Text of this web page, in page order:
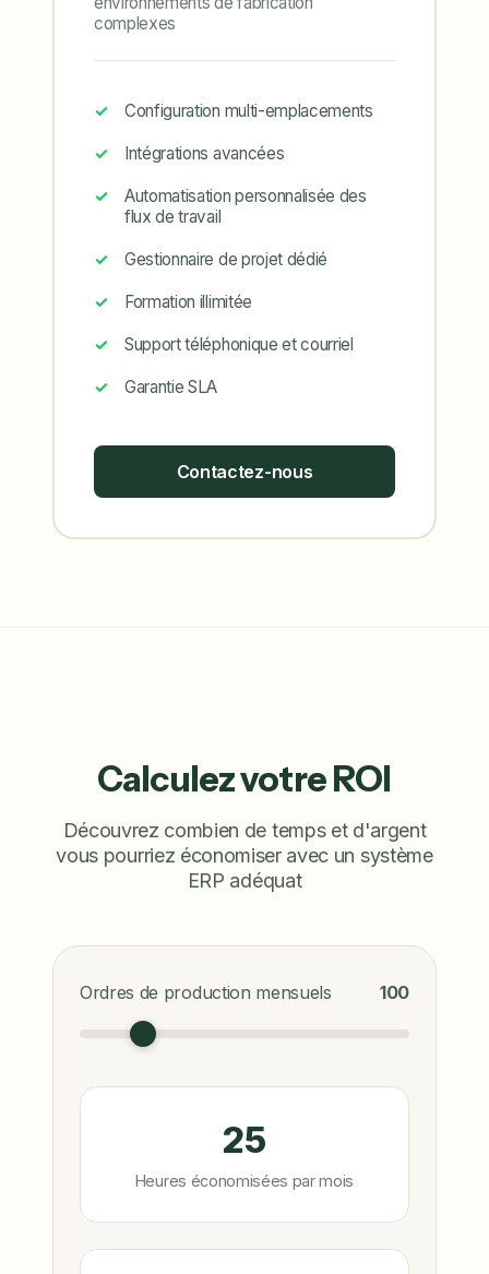
complexes
Configuration multi-emplacements
Intégrations avancées
Automatisation personnalisée des
flux de travail
Gestionnaire de projet dédié
Formation illimitée
Support téléphonique et courriel
Garantie SLA
Contactez-nous
Calculez votre ROI
Découvrez combien de temps et d'argent
vous pourriez économiser avec un système
ERP adéquat
Ordres de production mensuels 100
25
Heures économisées par mois